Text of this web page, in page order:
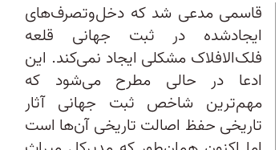
قاسمی مدعی شد که دخل‌وتصرف‌های
ایجادشده در ثبت جهانی قلعه
فلک‌الافلاک مشکلی ایجاد نمی‌کند. این
ادعا در حالی مطرح می‌شود که
مهم‌ترین شاخص ثبت جهانی آثار
تاریخی حفظ اصالت تاریخی آن‌ها است